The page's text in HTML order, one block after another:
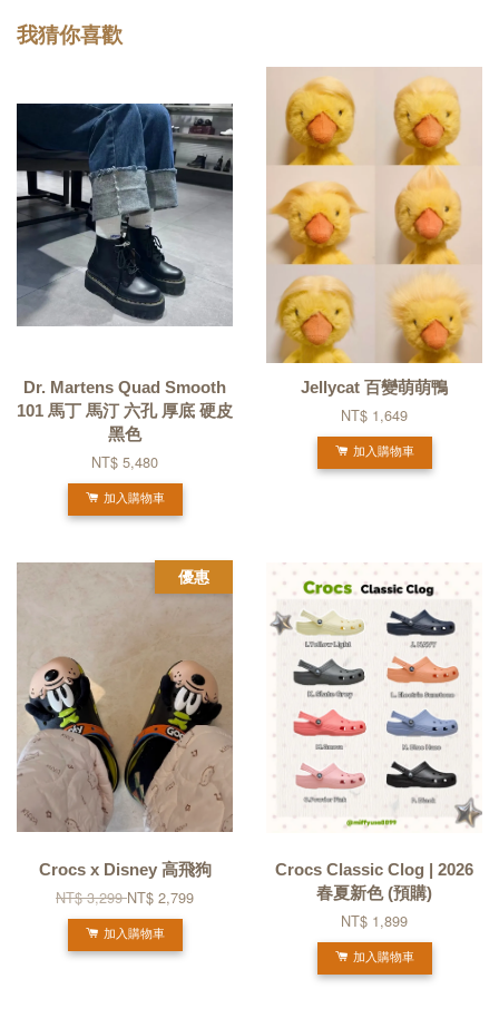
我猜你喜歡
Dr. Martens Quad Smooth
101 馬丁 馬汀 六孔 厚底 硬皮
黑色
NT$ 5,480
加入購物車
Jellycat 百變萌萌鴨
NT$ 1,649
加入購物車
優惠
Crocs x Disney 高飛狗
NT$ 3,299NT$ 2,799
加入購物車
Crocs Classic Clog | 2026
春夏新色 (預購)
NT$ 1,899
加入購物車